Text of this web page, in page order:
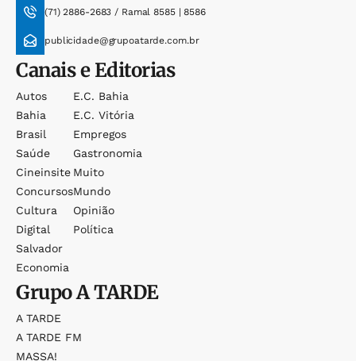
(71) 2886-2683 / Ramal 8585 | 8586
publicidade@grupoatarde.com.br
Canais e Editorias
Autos
Bahia
Brasil
Saúde
Cineinsite
Concursos
Cultura
Digital
Salvador
Economia
E.c. Bahia
E.c. Vitória
Empregos
Gastronomia
Muito
Mundo
Opinião
Política
GrupoA TARDE
A TARDE
A TARDE FM
MASSA!